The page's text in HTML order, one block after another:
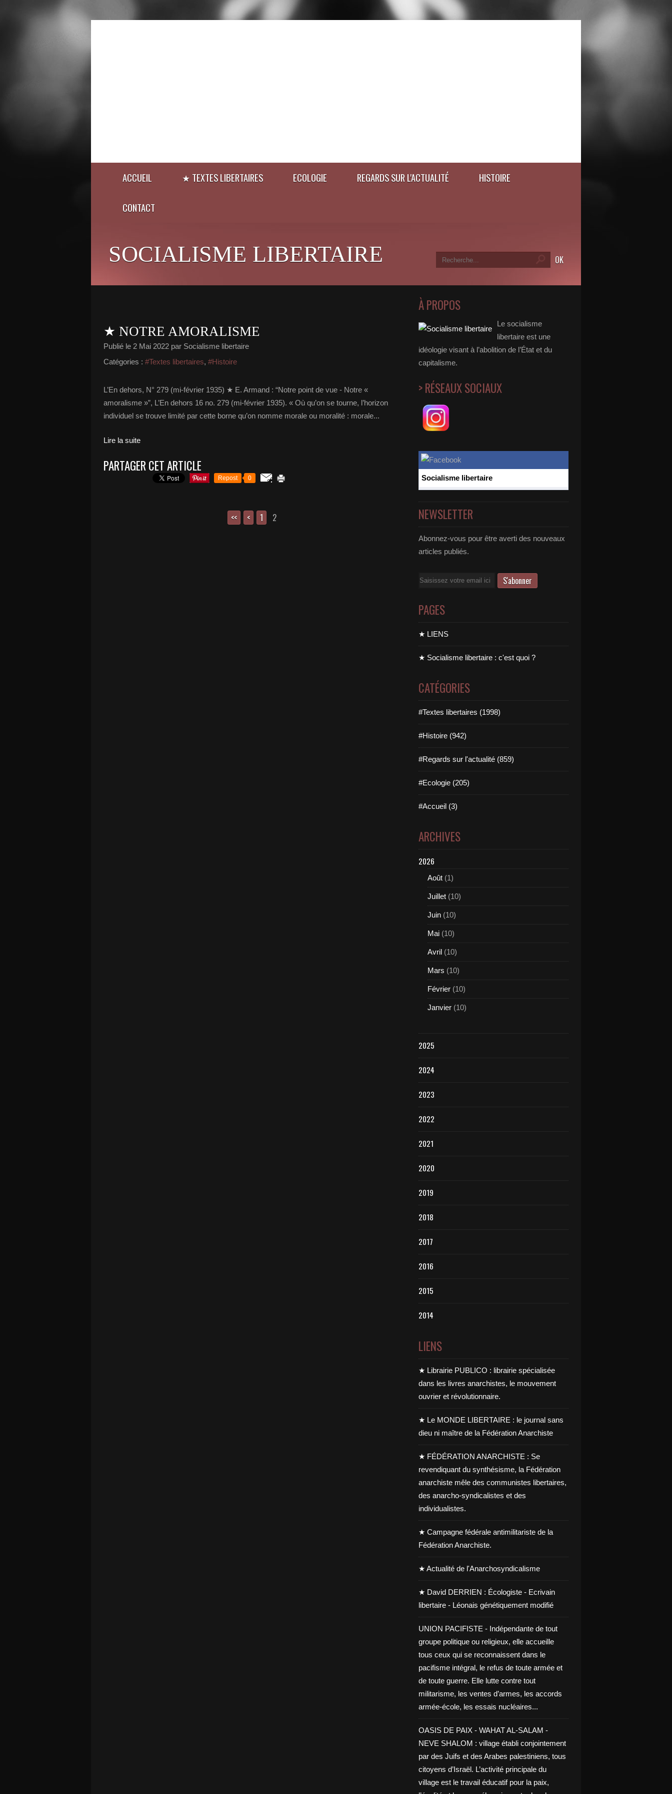
ACCUEIL ★ TEXTES LIBERTAIRES ECOLOGIE REGARDS SUR L'ACTUALITÉ HISTOIRE
CONTACT
SOCIALISME LIBERTAIRE
★ NOTRE AMORALISME
Publié le 2 Mai 2022 par Socialisme libertaire
Catégories : #Textes libertaires, #Histoire
L’En dehors, N° 279 (mi-février 1935) ★ E. Armand : “Notre point de vue - Notre «
amoralisme »”, L’En dehors 16 no. 279 (mi-février 1935). « Où qu’on se tourne, l’horizon
individuel se trouve limité par cette borne qu’on nomme morale ou moralité : morale...
Lire la suite
PARTAGER CET ARTICLE
Repost 0
<< < 1 2
À PROPOS
Le socialisme
libertaire est une
idéologie visant à l’abolition de l’État et du
capitalisme.
> RÉSEAUX SOCIAUX
Socialisme libertaire
NEWSLETTER
Abonnez-vous pour être averti des nouveaux
articles publiés.
Email
PAGES
★ LIENS
★ Socialisme libertaire : c'est quoi ?
CATÉGORIES
#Textes libertaires (1998)
#Histoire (942)
#Regards sur l'actualité (859)
#Ecologie (205)
#Accueil (3)
ARCHIVES
2026
Août (1)
Juillet (10)
Juin (10)
Mai (10)
Avril (10)
Mars (10)
Février (10)
Janvier (10)
2025
2024
2023
2022
2021
2020
2019
2018
2017
2016
2015
2014
LIENS
★ Librairie PUBLICO : librairie spécialisée
dans les livres anarchistes, le mouvement
ouvrier et révolutionnaire.
★ Le MONDE LIBERTAIRE : le journal sans
dieu ni maître de la Fédération Anarchiste
★ FÉDÉRATION ANARCHISTE : Se
revendiquant du synthésisme, la Fédération
anarchiste mêle des communistes libertaires,
des anarcho-syndicalistes et des
individualistes.
★ Campagne fédérale antimilitariste de la
Fédération Anarchiste.
★ Actualité de l'Anarchosyndicalisme
★ David DERRIEN : Écologiste - Ecrivain
libertaire - Léonais génétiquement modifié
UNION PACIFISTE - Indépendante de tout
groupe politique ou religieux, elle accueille
tous ceux qui se reconnaissent dans le
pacifisme intégral, le refus de toute armée et
de toute guerre. Elle lutte contre tout
militarisme, les ventes d’armes, les accords
armée-école, les essais nucléaires...
OASIS DE PAIX - WAHAT AL-SALAM -
NEVE SHALOM : village établi conjointement
par des Juifs et des Arabes palestiniens, tous
citoyens d’Israël. L’activité principale du
village est le travail éducatif pour la paix,